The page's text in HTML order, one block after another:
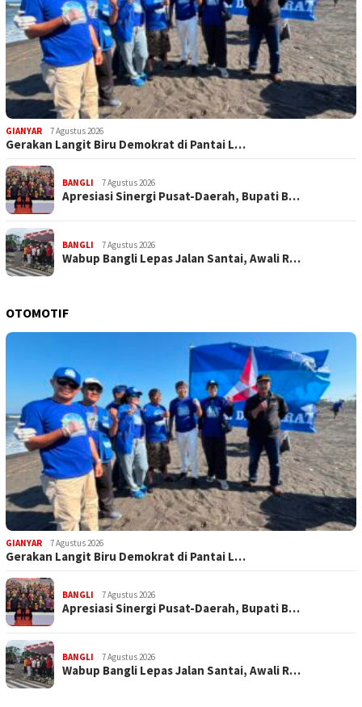
GIANYAR 7 Agustus 2026
Gerakan Langit Biru Demokrat di Pantai L…
BANGLI 7 Agustus 2026
Apresiasi Sinergi Pusat-Daerah, Bupati B…
BANGLI 7 Agustus 2026
Wabup Bangli Lepas Jalan Santai, Awali R…
OTOMOTIF
GIANYAR 7 Agustus 2026
Gerakan Langit Biru Demokrat di Pantai L…
BANGLI 7 Agustus 2026
Apresiasi Sinergi Pusat-Daerah, Bupati B…
BANGLI 7 Agustus 2026
Wabup Bangli Lepas Jalan Santai, Awali R…